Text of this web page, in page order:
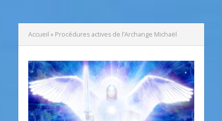
Accueil » Procédures actives de l’Archange Michaël